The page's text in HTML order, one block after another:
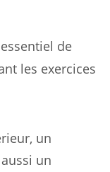
de
les exercices
un
un